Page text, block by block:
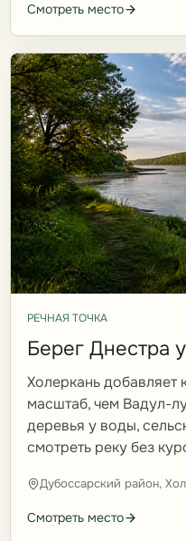
Смотреть место
РЕЧНАЯ ТОЧКА
Берег Днестра
Холеркань добавляет
масштаб, чем Вадул-
деревья у воды,
смотреть реку без
Дубоссарский район,
Смотреть место